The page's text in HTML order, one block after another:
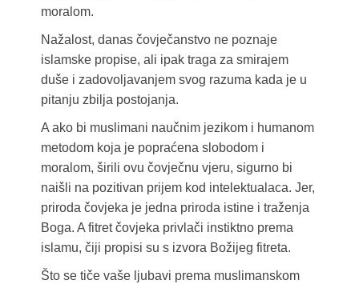
moralom.
Nažalost, danas čovječanstvo ne poznaje
islamske propise, ali ipak traga za smirajem
duše i zadovoljavanjem svog razuma kada je u
pitanju zbilja postojanja.
A ako bi muslimani naučnim jezikom i humanom
metodom koja je popraćena slobodom i
moralom, širili ovu čovječnu vjeru, sigurno bi
naišli na pozitivan prijem kod intelektualaca. Jer,
priroda čovjeka je jedna priroda istine i traženja
Boga. A fitret čovjeka privlači instiktno prema
islamu, čiji propisi su s izvora Božijeg fitreta.
Što se tiče vaše ljubavi prema muslimanskom